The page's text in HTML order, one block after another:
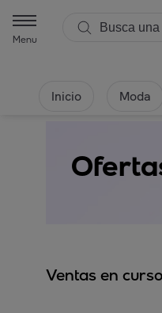
Menu
Inicio Moda
Ventas en curso